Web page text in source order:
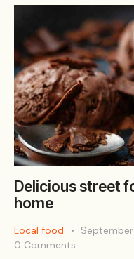
Delicious street
home
Local food September
0 Comments